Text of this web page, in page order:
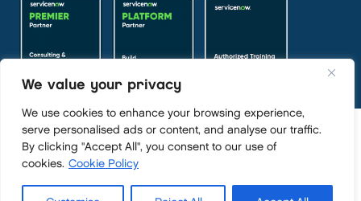
We value your privacy
We use cookies to enhance your browsing experience,
serve personalised ads or content, and analyse our traffic.
By clicking "Accept All", you consent to our use of
cookies. Cookie Policy